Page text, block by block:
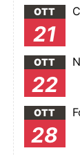
OTT
21
OTT
22
OTT
28